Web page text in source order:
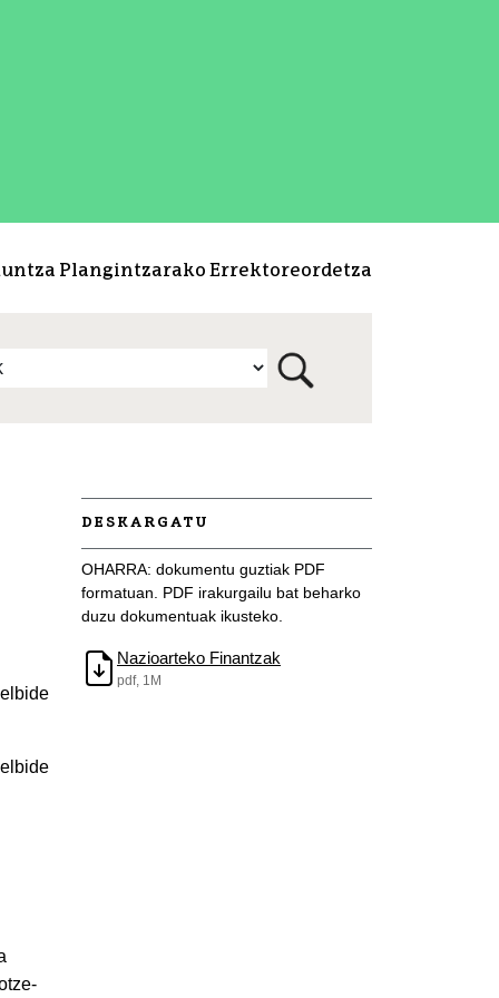
Plangintzarako Errektoreordetza
DESKARGATU
OHARRA: dokumentu guztiak PDF
formatuan. PDF irakurgailu bat beharko
duzu dokumentuak ikusteko.
Nazioarteko Finantzak
pdf, 1M